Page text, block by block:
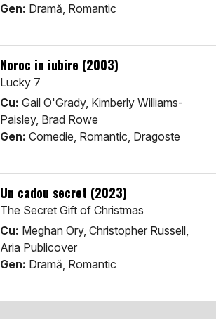
Gen: Dramă, Romantic
Noroc in iubire (2003)
Lucky 7
Cu: Gail O'Grady, Kimberly Williams-
Paisley, Brad Rowe
Gen: Comedie, Romantic, Dragoste
Un cadou secret (2023)
The Secret Gift of Christmas
Cu: Meghan Ory, Christopher Russell,
Aria Publicover
Gen: Dramă, Romantic